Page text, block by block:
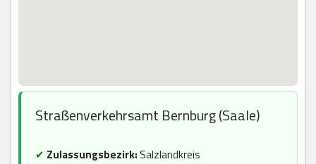
Straßenverkehrsamt Bernburg (Saale)
✔ Zulassungsbezirk: Salzlandkreis